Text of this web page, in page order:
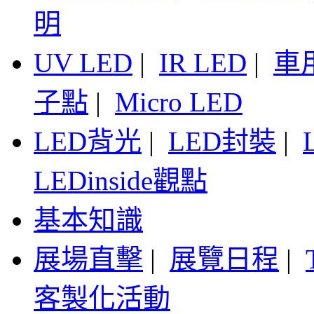
明
UV LED | IR LED | 車
子點 | Micro LED
LED背光 | LED封裝 |
LEDinside觀點
基本知識
展場直擊 | 展覽日程 |
客製化活動